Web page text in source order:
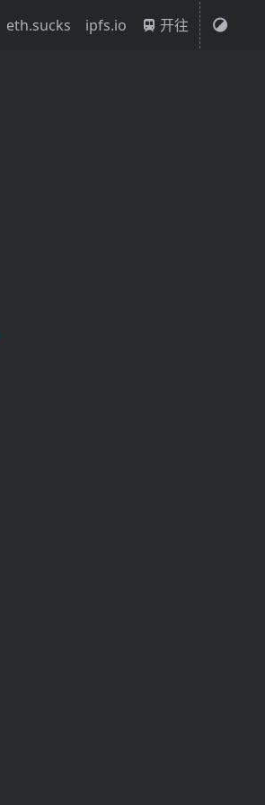
eth.sucks ipfs.io 开往